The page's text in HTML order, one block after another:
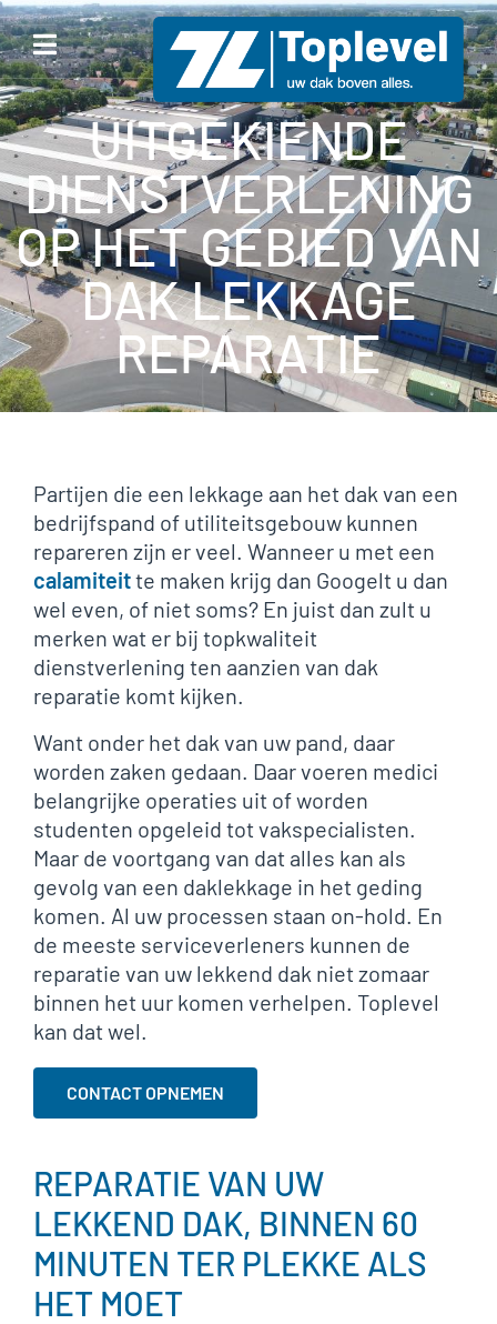
UITGEKIENDE
DIENSTVERLENING
OP HET GEBIED VAN
DAK LEKKAGE
REPARATIE
Partijen die een lekkage aan het dak van een
bedrijfspand of utiliteitsgebouw kunnen
repareren zijn er veel. Wanneer u met een
calamiteitte maken krijg dan Googelt u dan
wel even, of niet soms? En juist dan zult u
merken wat er bij topkwaliteit
dienstverlening ten aanzien van dak
reparatie komt kijken.
Want onder het dak van uw pand, daar
worden zaken gedaan. Daar voeren medici
belangrijke operaties uit of worden
studenten opgeleid tot vakspecialisten.
Maar de voortgang van dat alles kan als
gevolg van een daklekkage in het geding
komen. Al uw processen staan on-hold. En
de meeste serviceverleners kunnen de
reparatie van uw lekkend dak niet zomaar
binnen het uur komen verhelpen. Toplevel
kan dat wel.
CONTACT OPNEMEN
REPARATIE VAN UW
LEKKEND DAK, BINNEN 60
MINUTEN TER PLEKKE ALS
HET MOET